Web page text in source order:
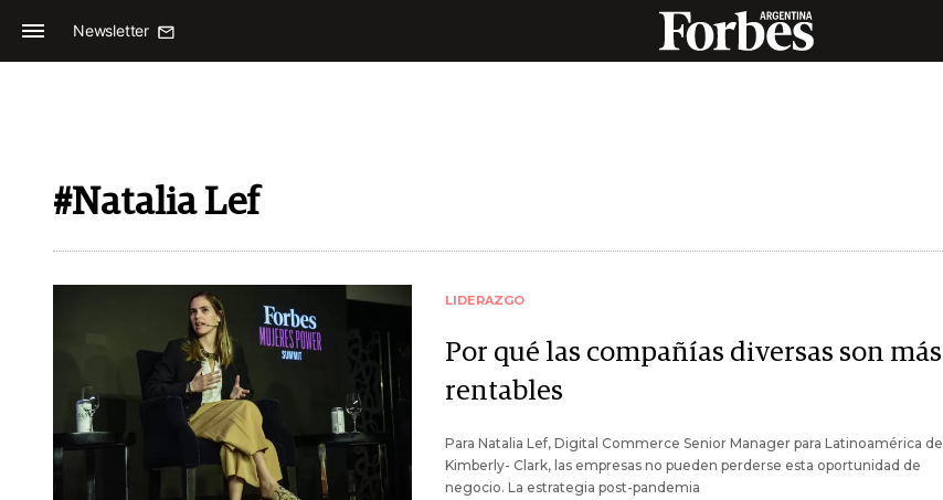
Newsletter
#Natalia Lef
LIDERAZGO
Por qué las compañías diversas son más
rentables
Para Natalia Lef, Digital Commerce Senior Manager para Latinoamérica de
Kimberly- Clark, las empresas no pueden perderse esta oportunidad de
negocio. La estrategia post-pandemia